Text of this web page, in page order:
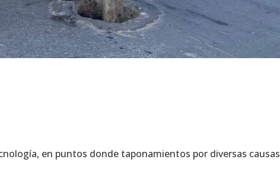
en puntos donde taponamientos por diversas causas